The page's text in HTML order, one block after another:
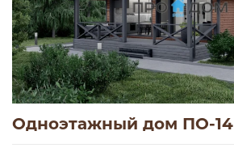
Одноэтажный дом ПО-14